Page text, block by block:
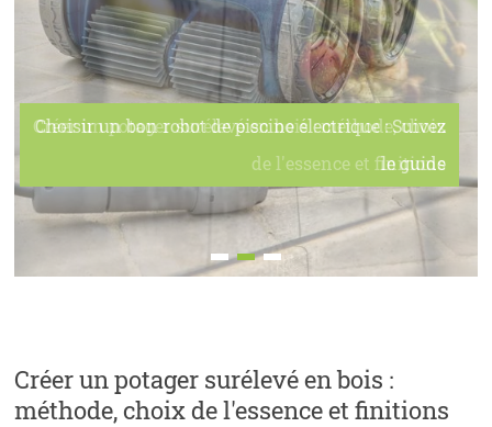
Choisir un bon robot de piscine électrique : Suivez
le guide
Créer un potager surélevé en bois :
méthode, choix de l'essence et finitions